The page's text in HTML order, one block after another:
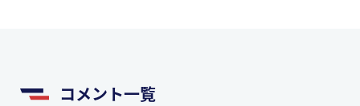
コメント一覧